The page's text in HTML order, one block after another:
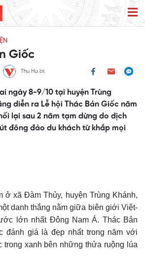
Giốc
Thu Ha bt
ngày 8-9/10 tại huyện Trùng
diễn ra Lễ hội Thác Bản Giốc năm
lại sau 2 năm tạm dừng do dịch
đông đảo du khách từ khắp mọi
ở xã Đàm Thủy, huyện Trùng Khánh,
danh thắng nằm giữa biên giới Việt-
lớn nhất Đông Nam Á. Thác Bản
đánh giá là đẹp nhất trong năm với
trong xanh bên những thửa ruộng lúa